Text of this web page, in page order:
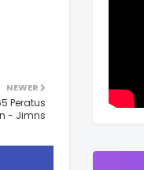
NEWER
Peratus
- Jimns